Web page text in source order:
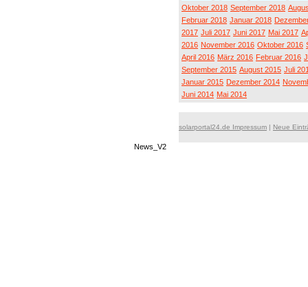
Oktober 2018 September 2018
Februar 2018 Januar 2018
2017 Juli 2017 Juni 2017 Mai 2017
2016 November 2016 Oktober 2016
April 2016 März 2016 Februar 2016
September 2015 August 2015 Juli
Januar 2015 Dezember 2014
Juni 2014 Mai 2014
solarportal24.de Impressum | Neue
News_V2